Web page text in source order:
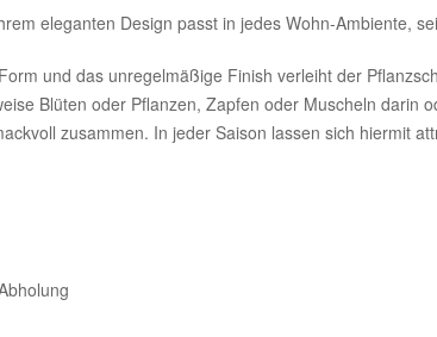
eleganten Design passt in jedes Wohn-Ambiente,
und das unregelmäßige Finish verleiht der
Blüten oder Pflanzen, Zapfen oder Muscheln
zusammen. In jeder Saison lassen sich hiermit